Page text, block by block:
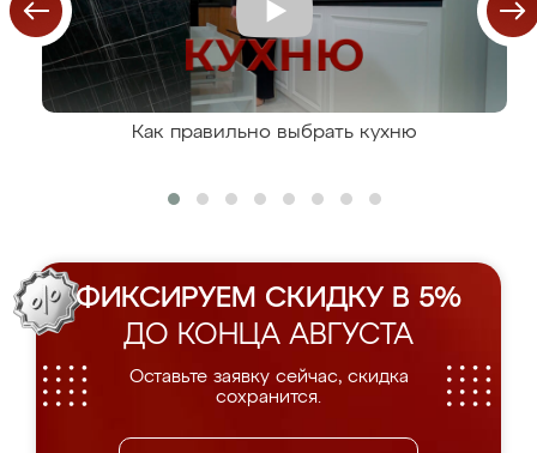
Как правильно выбрать кухню
ФИКСИРУЕМ СКИДКУ В 5%
ДО КОНЦА АВГУСТА
Оставьте заявку сейчас, скидка
сохранится.